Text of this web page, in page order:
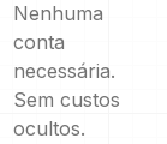
Nenhuma
conta
necessária.
Sem custos
ocultos.